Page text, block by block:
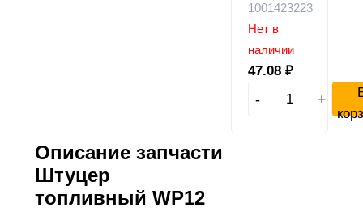
1001423223
Нет в
наличии
47.08 ₽
- +
Описание запчасти
Штуцер
топливный WP12